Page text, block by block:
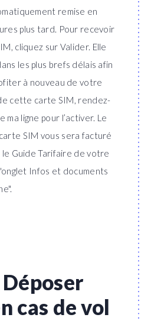
remise en
plus tard. Pour recevoir
cliquez sur Valider. Elle
les plus brefs délais afin
à nouveau de votre
cette carte SIM, rendez-
ma ligne pour l’activer. Le
SIM vous sera facturé
Guide Tarifaire de votre
Infos et documents
Déposer
cas de vol